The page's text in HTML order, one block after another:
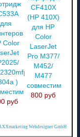
для
Color
)
руб
CF410X
(HP 410X)
для HP
Color
LaserJet
Pro M377/
M452/
M477
совместимый
800 руб
Webdesigner GmbH